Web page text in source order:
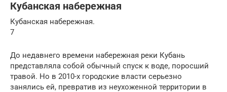
Кубанская набережная
Кубанская набережная.
7
До недавнего времени набережная реки Кубань
представляла собой обычный спуск к воде, поросший
травой. Но в 2010-х городские власти серьезно
занялись ей, превратив из неухоженной территории в